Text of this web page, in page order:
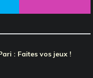
: Faites vos jeux !